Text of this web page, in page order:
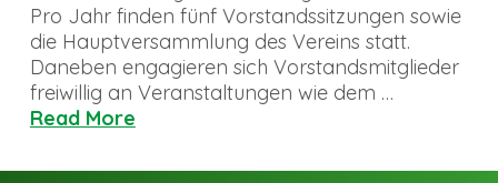
Pro Jahr finden fünf Vorstandssitzungen sowie
die Hauptversammlung des Vereins statt.
Daneben engagieren sich Vorstandsmitglieder
freiwillig an Veranstaltungen wie dem …
Read More